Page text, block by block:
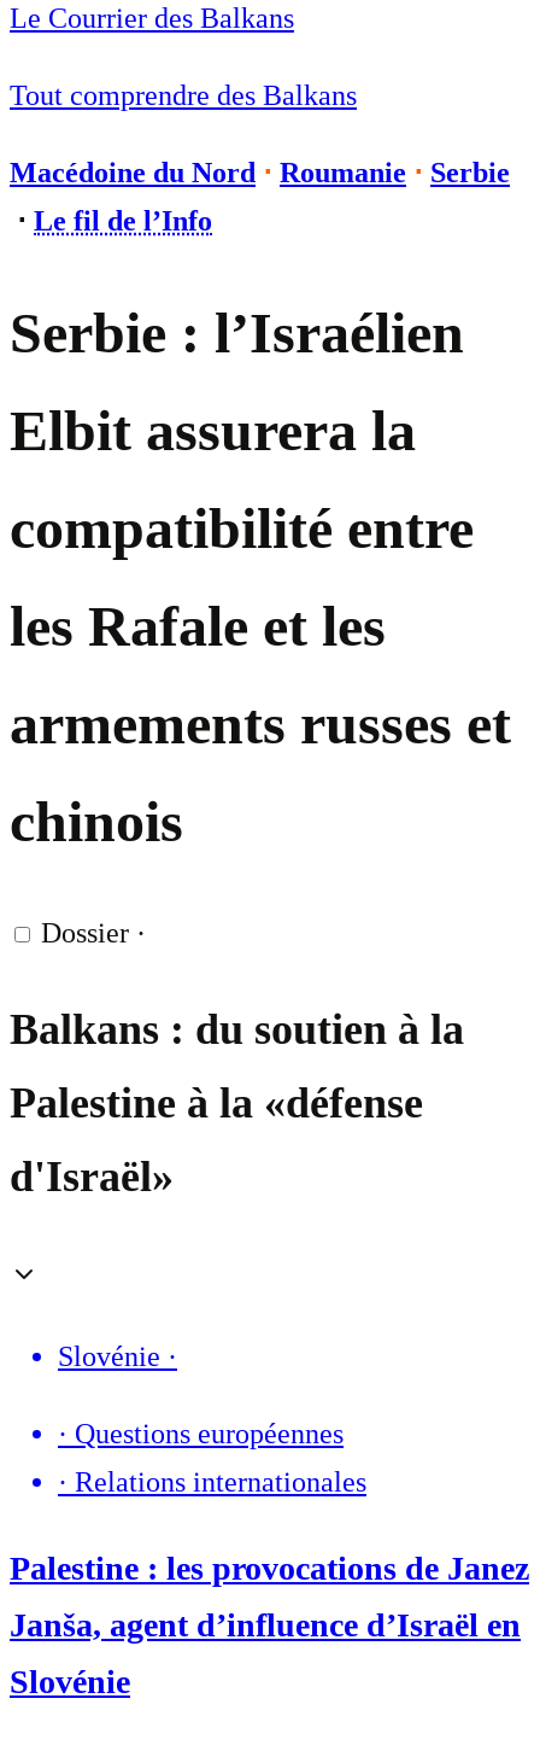
Le Courrier des Balkans
Tout comprendre des Balkans
Macédoine du Nord ⋅ Roumanie ⋅ Serbie
⋅ Le fil de l’Info
Serbie : l’Israélien
Elbit assurera la
compatibilité entre
les Rafale et les
armements russes et
chinois
Dossier ·
Balkans : du soutien à la
Palestine à la «défense
d'Israël»
Slovénie ·
· Questions européennes
· Relations internationales
Palestine : les provocations de Janez
Janša, agent d’influence d’Israël en
Slovénie